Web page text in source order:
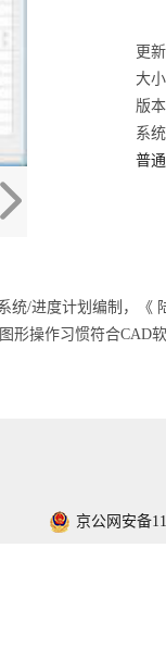
更
大
版
系
普
统/进度计划编制，
形操作习惯符合CAD
京公网安备